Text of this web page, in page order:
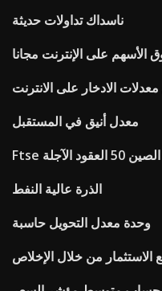
ناسداك تداولات حديثة
الأسهم على الإنترنت مجانا
معدلات الادخار على الانترنت
معدل أنيق في المستقبل
Ftse الصين 50 العقود الآجلة
الذرة عالية النفط
وحدة معدل التحويل حاسبة
الاستثمار من خلال الإخلاص